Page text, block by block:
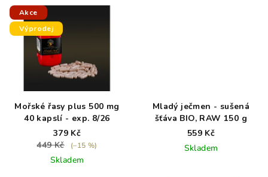
Akce
Výprodej
Mořské řasy plus 500 mg
40 kapslí - exp. 8/26
379 Kč
449 Kč
(–15 %)
Skladem
Mladý ječmen - sušená
šťáva BIO, RAW 150 g
559 Kč
Skladem